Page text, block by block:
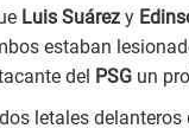
Luis Suárez y
estaban
del PSG un
letales delanteros